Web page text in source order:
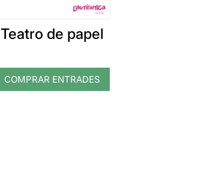
Teatro de papel
COMPRAR ENTRADES